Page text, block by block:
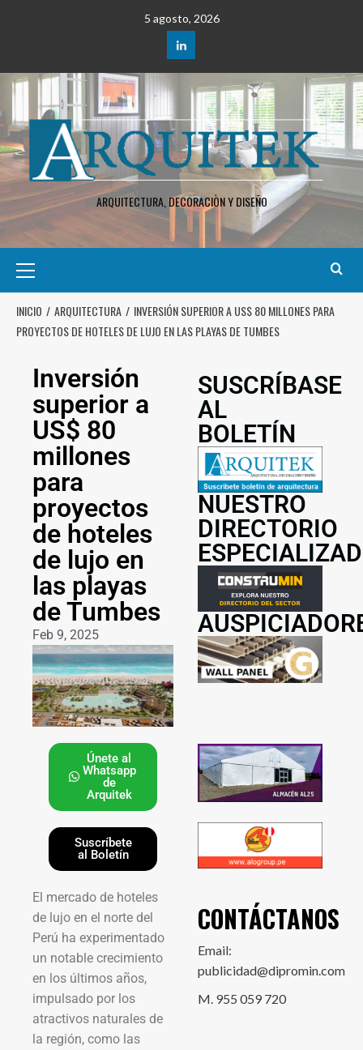
5 agosto, 2026
ARQUITECTURA, DECORACIÒN Y DISEÑO
INICIO ARQUITECTURA
INVERSIÓN SUPERIOR A US$ 80 MILLONES PARA
PROYECTOS DE HOTELES DE LUJO EN LAS PLAYAS DE TUMBES
Inversión
superior a
US$ 80
millones
para
proyectos
de hoteles
de lujo en
las playas
de Tumbes
Feb 9, 2025
Únete al
Whatsapp
de
Arquitek
Suscríbete
al Boletín
El mercado de hoteles
de lujo en el norte del
Perú ha experimentado
un notable crecimiento
en los últimos años,
impulsado por los
atractivos naturales de
la región, como las
SUSCRÍBASE
AL
BOLETÍN
NUESTRO
DIRECTORIO
CONTÁCTANOS
Email:
publicidad@dipromin.com
M. 955 059 720